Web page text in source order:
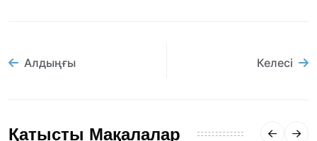
Алдыңғы Келесі
Қатысты Мақалалар